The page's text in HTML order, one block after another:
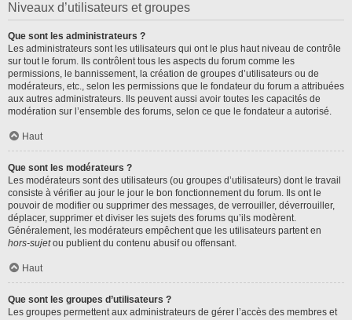
Niveaux d’utilisateurs et groupes
Que sont les administrateurs ?
Les administrateurs sont les utilisateurs qui ont le plus haut niveau de contrôle
sur tout le forum. Ils contrôlent tous les aspects du forum comme les
permissions, le bannissement, la création de groupes d’utilisateurs ou de
modérateurs, etc., selon les permissions que le fondateur du forum a attribuées
aux autres administrateurs. Ils peuvent aussi avoir toutes les capacités de
modération sur l’ensemble des forums, selon ce que le fondateur a autorisé.
Haut
Que sont les modérateurs ?
Les modérateurs sont des utilisateurs (ou groupes d’utilisateurs) dont le travail
consiste à vérifier au jour le jour le bon fonctionnement du forum. Ils ont le
pouvoir de modifier ou supprimer des messages, de verrouiller, déverrouiller,
déplacer, supprimer et diviser les sujets des forums qu’ils modèrent.
Généralement, les modérateurs empêchent que les utilisateurs partent en
hors-sujetou publient du contenu abusif ou offensant.
Haut
Que sont les groupes d’utilisateurs ?
Les groupes permettent aux administrateurs de gérer l’accès des membres et